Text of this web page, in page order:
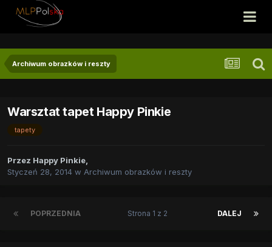
Archiwum obrazków i reszty
Warsztat tapet Happy Pinkie
tapety
Przez Happy Pinkie,
Styczeń 28, 2014 w Archiwum obrazków i reszty
POPRZEDNIA DALEJ
Strona 1 z 2